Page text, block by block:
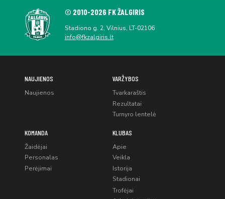
© 2010-2026 FK ŽALGIRIS
Stadiono g. 2, Vilnius, LT-02106
info@fkzalgiris.lt
NAUJIENOS
Naujienos
VARŽYBOS
Tvarkaraštis
Rezultatai
Turnyro lentelė
KOMANDA
Žaidėjai
Personalas
Perėjimai
KLUBAS
Apie
Veikla
Istorija
Stadionai
Trofėjai